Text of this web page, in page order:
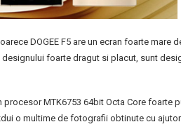
DOGEE F5 are un ecran foarte mare
foarte dragut si placut, sunt
MTK6753 64bit Octa Core foarte
o multime de fotografii obtinute cu